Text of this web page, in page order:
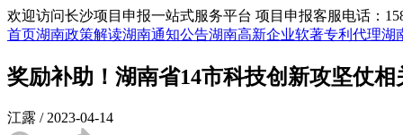
欢迎访问长沙项目申报一站式服务平台 项目申报客服电话：
首页湖南政策解读湖南通知公告湖南高新企业软著专利代理湖
奖励补助！湖南省14市科技创新攻坚仗
江露 / 2023-04-14